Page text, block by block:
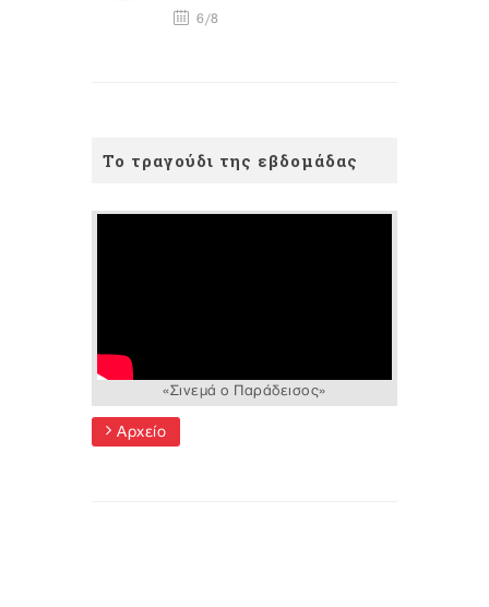
6/8
Το τραγούδι της εβδομάδας
«Σινεμά ο Παράδεισος»
Αρχείο